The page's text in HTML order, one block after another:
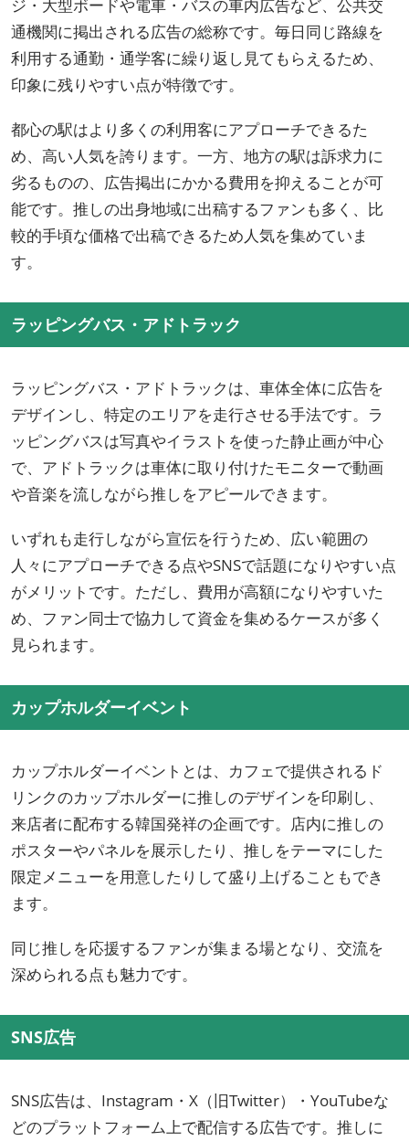
ジ・大型ボードや電車・バスの車内広告など、公共交
通機関に掲出される広告の総称です。毎日同じ路線を
利用する通勤・通学客に繰り返し見てもらえるため、
印象に残りやすい点が特徴です。
都心の駅はより多くの利用客にアプローチできるた
め、高い人気を誇ります。一方、地方の駅は訴求力に
劣るものの、広告掲出にかかる費用を抑えることが可
能です。推しの出身地域に出稿するファンも多く、比
較的手頃な価格で出稿できるため人気を集めていま
す。
ラッピングバス・アドトラック
ラッピングバス・アドトラックは、車体全体に広告を
デザインし、特定のエリアを走行させる手法です。ラ
ッピングバスは写真やイラストを使った静止画が中心
で、アドトラックは車体に取り付けたモニターで動画
や音楽を流しながら推しをアピールできます。
いずれも走行しながら宣伝を行うため、広い範囲の
人々にアプローチできる点やSNSで話題になりやすい点
がメリットです。ただし、費用が高額になりやすいた
め、ファン同士で協力して資金を集めるケースが多く
見られます。
カップホルダーイベント
カップホルダーイベントとは、カフェで提供されるド
リンクのカップホルダーに推しのデザインを印刷し、
来店者に配布する韓国発祥の企画です。店内に推しの
ポスターやパネルを展示したり、推しをテーマにした
限定メニューを用意したりして盛り上げることもでき
ます。
同じ推しを応援するファンが集まる場となり、交流を
深められる点も魅力です。
SNS広告
SNS広告は、Instagram・X（旧Twitter）・YouTubeな
どのプラットフォーム上で配信する広告です。推しに